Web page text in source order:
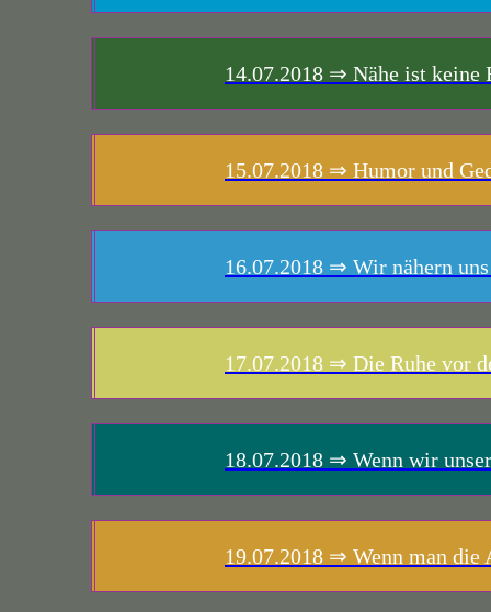
14.07.2018 ⇒ Nähe ist keine
15.07.2018 ⇒ Humor und
16.07.2018 ⇒ Wir nähern
17.07.2018 ⇒ Die Ruhe vor
18.07.2018 ⇒ Wenn wir
19.07.2018 ⇒ Wenn man die